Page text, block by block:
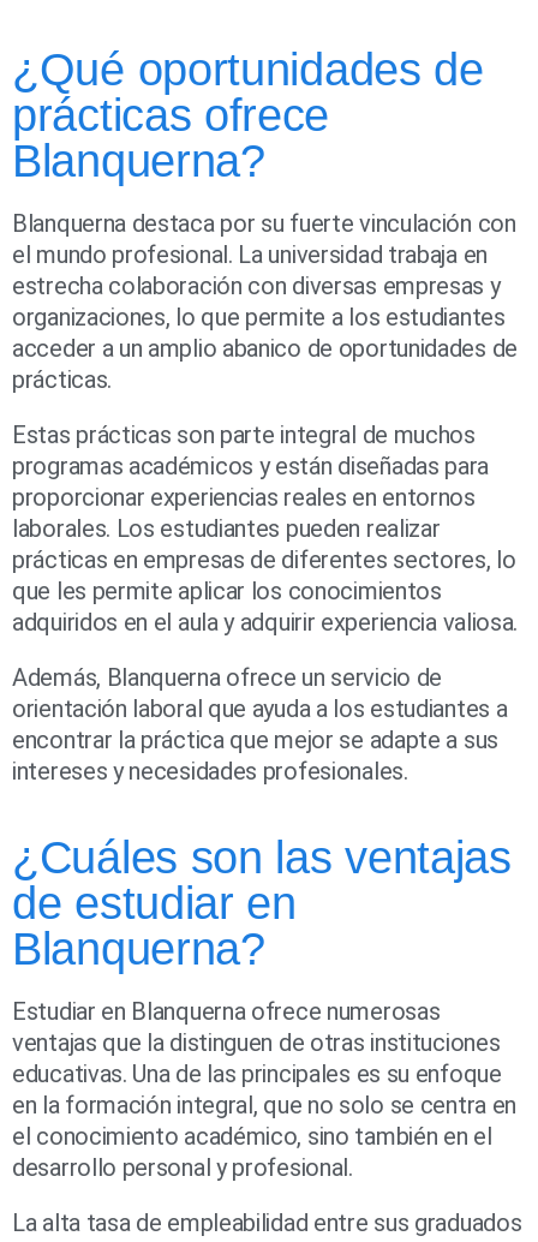
¿Qué oportunidades de
prácticas ofrece
Blanquerna?
Blanquerna destaca por su fuerte vinculación con
el mundo profesional. La universidad trabaja en
estrecha colaboración con diversas empresas y
organizaciones, lo que permite a los estudiantes
acceder a un amplio abanico de oportunidades de
prácticas.
Estas prácticas son parte integral de muchos
programas académicos y están diseñadas para
proporcionar experiencias reales en entornos
laborales. Los estudiantes pueden realizar
prácticas en empresas de diferentes sectores, lo
que les permite aplicar los conocimientos
adquiridos en el aula y adquirir experiencia valiosa.
Además, Blanquerna ofrece un servicio de
orientación laboral que ayuda a los estudiantes a
encontrar la práctica que mejor se adapte a sus
intereses y necesidades profesionales.
¿Cuáles son las ventajas
de estudiar en
Blanquerna?
Estudiar en Blanquerna ofrece numerosas
ventajas que la distinguen de otras instituciones
educativas. Una de las principales es su enfoque
en la formación integral, que no solo se centra en
el conocimiento académico, sino también en el
desarrollo personal y profesional.
La alta tasa de empleabilidad entre sus graduados